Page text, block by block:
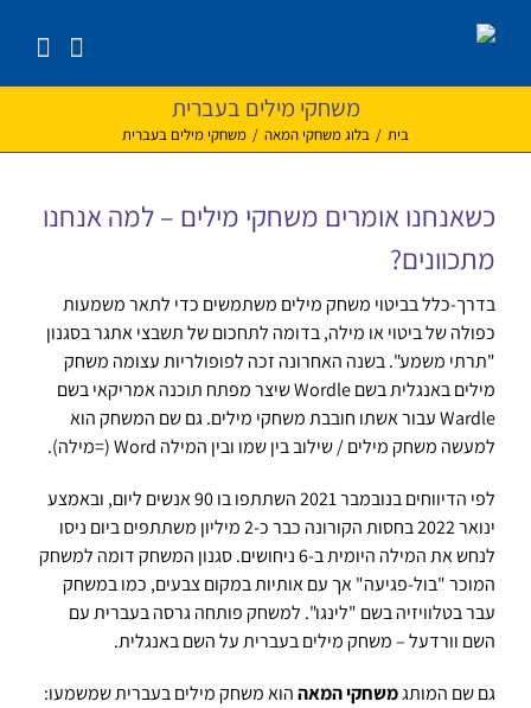
לתוכן
משחקי מילים בעברית
בית / בלוג משחקי המאה / משחקי מילים בעברית
כשאנחנו אומרים משחקי מילים – למה אנחנו
מתכוונים?
בדרך-כלל בביטוי משחק מילים משתמשים כדי לתאר משמעות
כפולה של ביטוי או מילה, בדומה לתחכום של תשבצי אתגר בסגנון
"תרתי משמע". בשנה האחרונה זכה לפופולריות עצומה משחק
מילים באנגלית בשם Wordle שיצר מפתח תוכנה אמריקאי בשם
Wardle עבור אשתו חובבת משחקי מילים. גם שם המשחק הוא
למעשה משחק מילים / שילוב בין שמו ובין המילה Word (=מילה).
לפי הדיווחים בנובמבר 2021 השתתפו בו 90 אנשים ליום, ובאמצע
ינואר 2022 בחסות הקורונה כבר כ-2 מיליון משתתפים ביום ניסו
לנחש את המילה היומית ב-6 ניחושים. סגנון המשחק דומה למשחק
המוכר "בול-פגיעה" אך עם אותיות במקום צבעים, כמו במשחק
עבר בטלוויזיה בשם "לינגו". למשחק פותחה גרסה בעברית עם
השם וורדעל – משחק מילים בעברית על השם באנגלית.
גם שם המותגמשחקי המאההוא משחק מילים בעברית שמשמעו: